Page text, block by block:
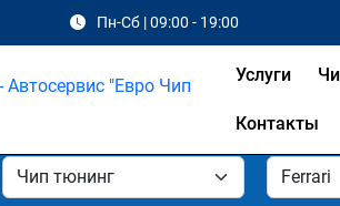
Пн-Сб | 09:00 - 19:00
Услуги
Контакты